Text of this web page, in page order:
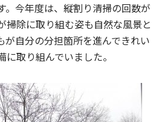
。今年度は、縦割り清掃の回数が
掃除に取り組む姿も自然な風景と
が自分の分担箇所を進んできれい
取り組んでいました。